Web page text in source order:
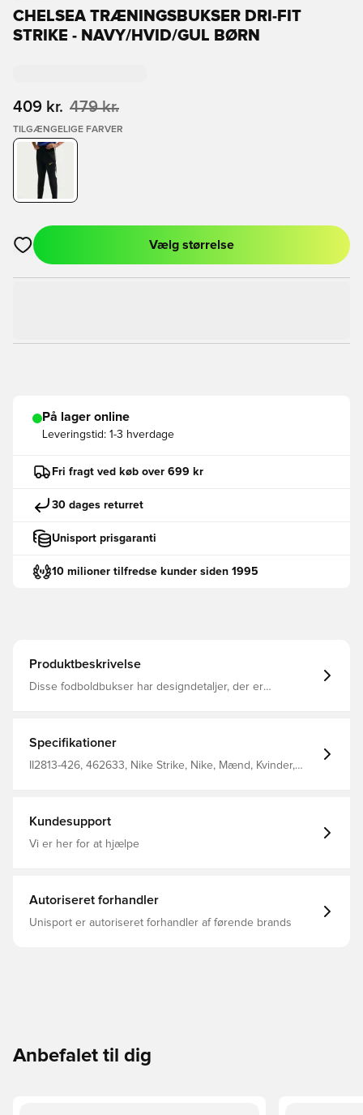
CHELSEA TRÆNINGSBUKSER DRI-FIT
STRIKE - NAVY/HVID/GUL BØRN
409 kr. 479 kr.
TILGÆNGELIGE FARVER
Åbner en Modal til at logge ind eller tilmelde dig som medlem
Vælg størrelse
På lager online
Leveringstid: 1-3 hverdage
Fri fragt ved køb over 699 kr
30 dages returret
Unisport prisgaranti
10 milioner tilfredse kunder siden 1995
Produktbeskrivelse
Disse fodboldbukser har designdetaljer, der er
færdigheder.
Specifikationer
II2813-426, 462633, Nike Strike, Nike, Mænd, Kvinder,
Kundesupport
Vi er her for at hjælpe
Autoriseret forhandler
Unisport er autoriseret forhandler af førende brands
Anbefalet til dig